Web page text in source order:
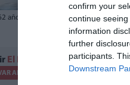
confirm your
continue
information
further
participants.
Downstream
años ha fallecido tras ser hallado
El Periodico de Aquícomo
AHORA